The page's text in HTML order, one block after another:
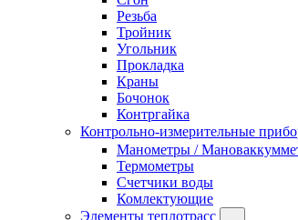
Резьба
Тройник
Угольник
Прокладка
Краны
Бочонок
Контргайка
Контрольно-измерительные
Манометры /
Термометры
Счетчики воды
Комлектующие
Элементы теплотрасс